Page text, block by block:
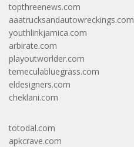
topthreenews.com
aaatrucksandautowreckings.com
youthlinkjamica.com
arbirate.com
playoutworlder.com
temeculabluegrass.com
eldesigners.com
cheklani.com
totodal.com
apkcrave.com